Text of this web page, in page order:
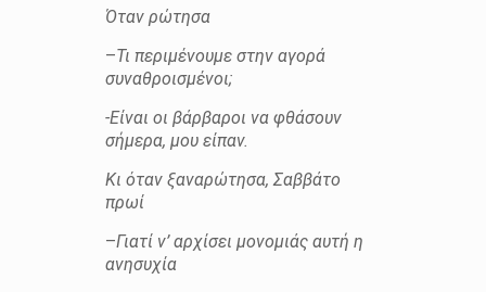
Όταν ρώτησα
–Τι περιμένουμε στην αγορά
συναθροισμένοι;
-Είναι οι βάρβαροι να φθάσουν
σήμερα, μου είπαν.
Κι όταν ξαναρώτησα, Σαββάτο
πρωί
–Γιατί ν’ αρχίσει μονομιάς αυτή η
ανησυχία